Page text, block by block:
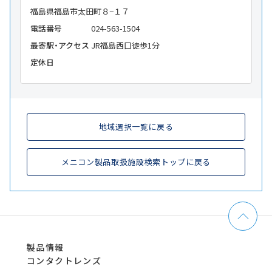
福島県福島市太田町８−１７
電話番号
024-563-1504
最寄駅・アクセス JR福島西口徒歩1分
定休日
地域選択一覧に戻る
メニコン製品取扱施設検索トップに戻る
製品情報
コンタクトレンズ